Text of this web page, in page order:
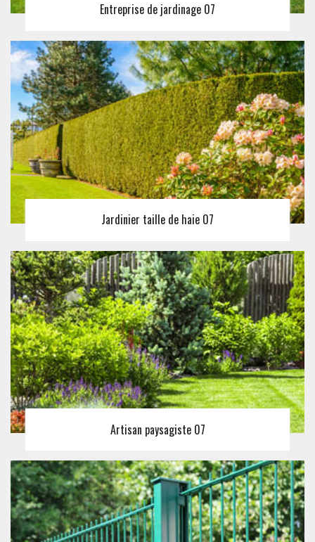
Entreprise de jardinage 07
Jardinier taille de haie 07
Artisan paysagiste 07